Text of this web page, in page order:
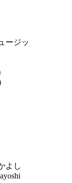
ージッ
よし